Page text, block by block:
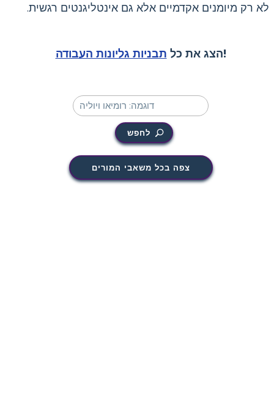
לא רק מיומנים אקדמיים אלא גם אינטליגנטים רגשית.
הצג את כל תבניות גליונות העבודה !
לחפש
צפה בכל משאבי המורים